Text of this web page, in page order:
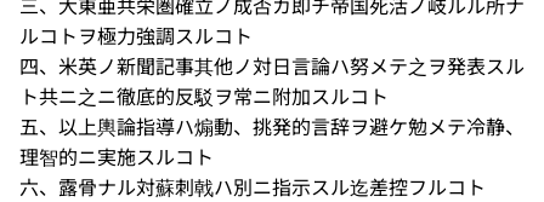
ルコトヲ極力強調スルコト
四、米英ノ新聞記事其他ノ対日言論ハ努メテ之ヲ発表スル
ト共ニ之ニ徹底的反駁ヲ常ニ附加スルコト
五、以上輿論指導ハ煽動、挑発的言辞ヲ避ケ勉メテ冷静、
理智的ニ実施スルコト
六、露骨ナル対蘇刺戟ハ別ニ指示スル迄差控フルコト